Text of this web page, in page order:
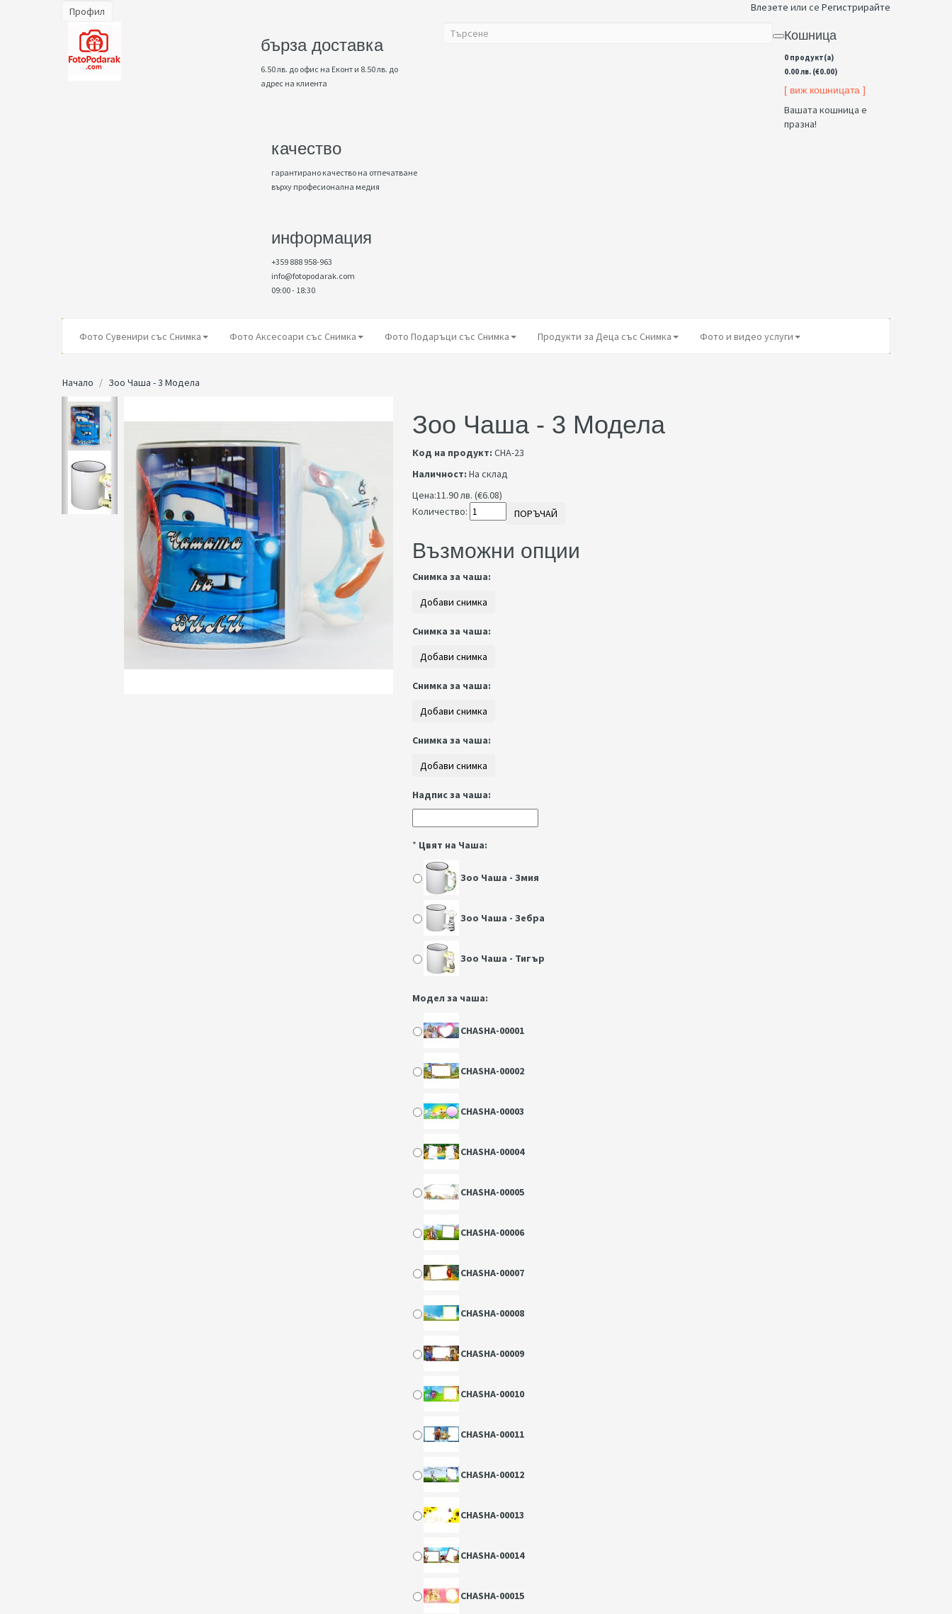
Профил Влезете или се Регистрирайте
бърза доставка
6.50 лв. до офис на Еконт и 8.50 лв. до
адрес на клиента
качество
гарантирано качество на отпечатване
върху професионална медия
информация
+359 888 958-963
info@fotopodarak.com
09:00 - 18:30
Кошница
0 продукт(а)
0.00 лв. (€0.00)
[ виж кошницата ]
Вашата кошница е
празна!
Фото Сувенири със Снимка Фото Аксесоари със Снимка Фото Подаръци със Снимка Продукти за Деца със Снимка Фото и видео услуги
Начало Зоо Чаша - 3 Модела
Зоо Чаша - 3 Модела
Код на продукт: CHA-23
Наличност: На склад
Цена:11.90 лв. (€6.08)
Количество:
ПОРЪЧАЙ
Възможни опции
Снимка за чаша:
Снимка за чаша:
Снимка за чаша:
Снимка за чаша:
Надпис за чаша:
* Цвят на Чаша:
Зоо Чаша - Змия
Зоо Чаша - Зебра
Зоо Чаша - Тигър
Модел за чаша:
CHASHA-00001
CHASHA-00002
CHASHA-00003
CHASHA-00004
CHASHA-00005
CHASHA-00006
CHASHA-00007
CHASHA-00008
CHASHA-00009
CHASHA-00010
CHASHA-00011
CHASHA-00012
CHASHA-00013
CHASHA-00014
CHASHA-00015